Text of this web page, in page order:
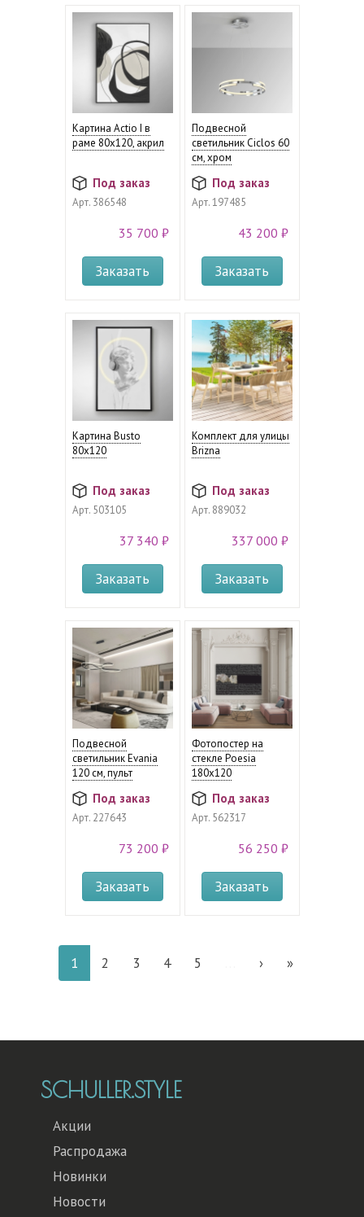
Картина Actio I в
раме 80x120, акрил
Под заказ
Арт.386548
35 700 ₽
Заказать
Подвесной
светильник Ciclos 60
см, хром
Под заказ
Арт.197485
43 200 ₽
Заказать
Картина Busto
80x120
Под заказ
Арт.503105
37 340 ₽
Заказать
Комплект для улицы
Brizna
Под заказ
Арт.889032
337 000 ₽
Заказать
Подвесной
светильник Evania
120 см, пульт
Под заказ
Арт.227643
73 200 ₽
Заказать
Фотопостер на
стекле Poesia
180x120
Под заказ
Арт.562317
56 250 ₽
Заказать
1 2 3 4 5 › »
SCHULLER.STYLE
Акции
Распродажа
Новинки
Новости